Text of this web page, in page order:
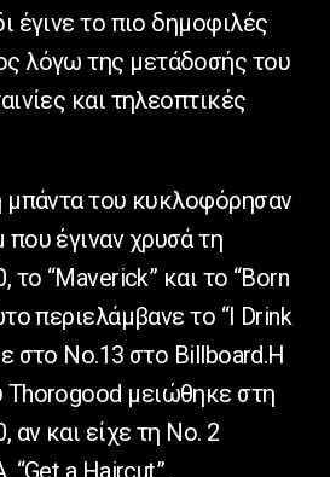
έγινε το πιο δημοφιλές
λόγω της μετάδοσής του
και τηλεοπτικές
μπάντα του κυκλοφόρησαν
έγιναν χρυσά τη
το “Maverick” και το “Born
περιελάμβανε το “I Drink
στο Νο.13 στο Billboard.Η
Thorogood μειώθηκε στη
αν και είχε τη Νο. 2
“Get a Haircut”.